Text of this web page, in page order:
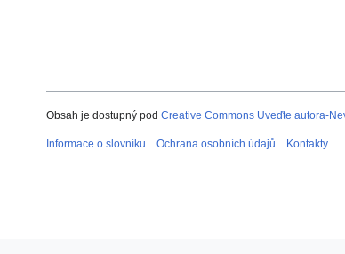
Obsah je dostupný pod Creative Commons Uveďte autora-
Informace o slovníku Ochrana osobních údajů Kontakty